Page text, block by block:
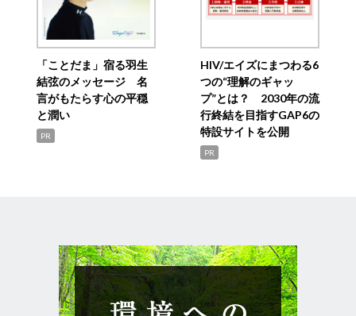
「ことだま」宿る羽生
結弦のメッセージ 名
言がもたらす心の平穏
と潤い
PR
HIV/エイズにまつわる6
つの“理解のギャッ
プ”とは？ 2030年の流
行終結を目指すGAP6の
特設サイトを公開
PR